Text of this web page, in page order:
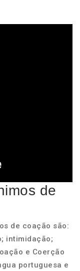
de
de coação são:
intimidação;
e Coerção
portuguesa e